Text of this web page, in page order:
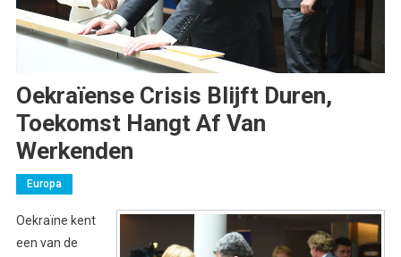
Oekraïense Crisis Blijft Duren,
Toekomst Hangt Af Van
Werkenden
Europa
Oekraïne kent
een van de